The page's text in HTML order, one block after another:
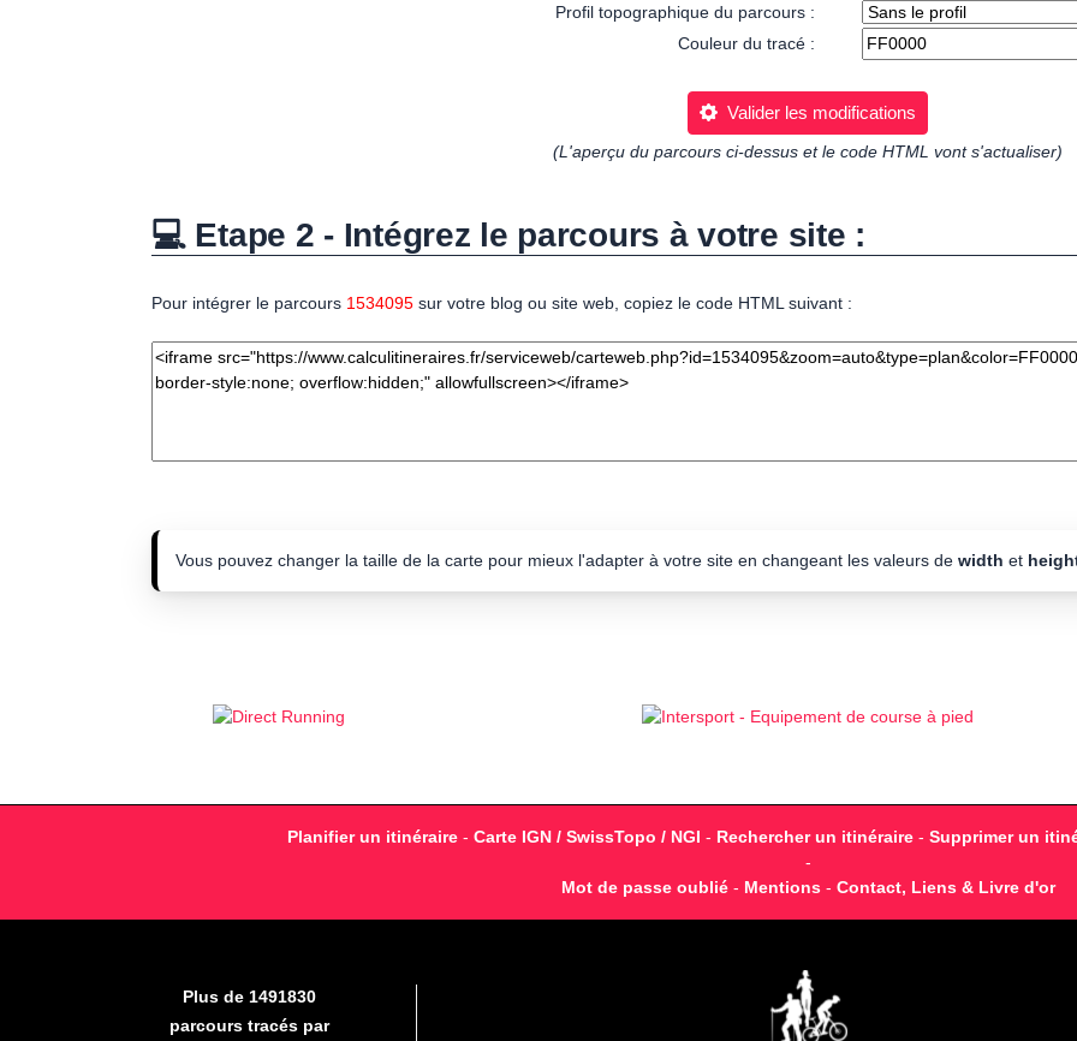
Profil topographique du parcours :
Couleur du tracé :
Valider les modifications
(L'aperçu du parcours ci-dessus et le code HTML vont s'actualiser)
💻 Etape 2 - Intégrez le parcours à votre site :
Pour intégrer le parcours 1534095 sur votre blog ou site web, copiez le code HTML suivant :
Vous pouvez changer la taille de la carte pour mieux l'adapter à votre site en changeant les valeurs de width et
Planifier un itinéraire - Carte IGN / SwissTopo / NGI - Rechercher un itinéraire - Supprimer un
-
Mot de passe oublié- Mentions- Contact, Liens & Livre d'or
Plus de 1491830
parcours tracés par